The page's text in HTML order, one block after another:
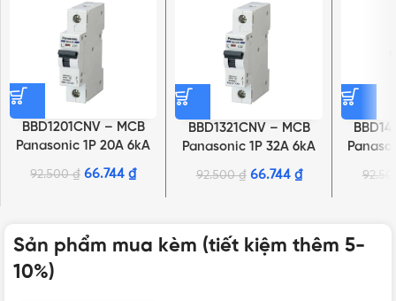
BBD1201CNV – MCB
Panasonic 1P 20A 6kA
240VAC
92.500₫ 66.744₫
BBD1321CNV – MCB
Panasonic 1P 32A 6kA
240VAC
92.500₫ 66.744 ₫
Sản phẩm mua kèm (tiết kiệm thêm 5-
10%)